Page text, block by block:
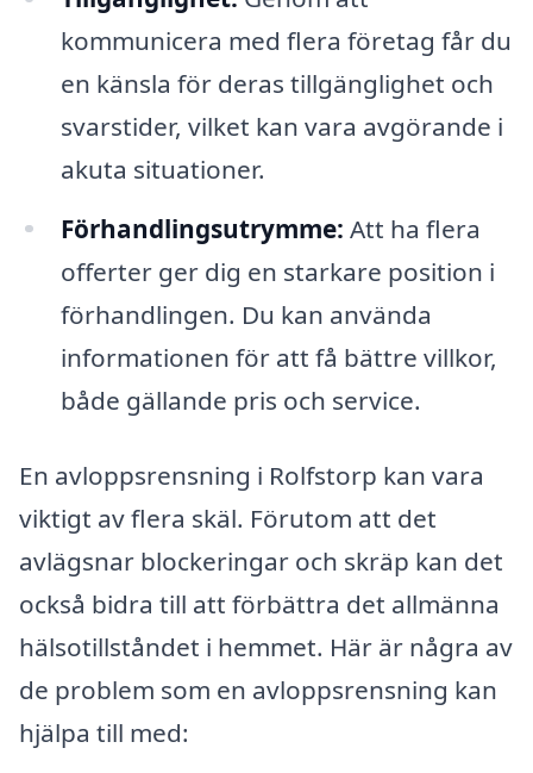
kommunicera med flera företag får du
en känsla för deras tillgänglighet och
svarstider, vilket kan vara avgörande i
akuta situationer.
Förhandlingsutrymme: Att ha flera
offerter ger dig en starkare position i
förhandlingen. Du kan använda
informationen för att få bättre villkor,
både gällande pris och service.
En avloppsrensning i Rolfstorp kan vara
viktigt av flera skäl. Förutom att det
avlägsnar blockeringar och skräp kan det
också bidra till att förbättra det allmänna
hälsotillståndet i hemmet. Här är några av
de problem som en avloppsrensning kan
hjälpa till med: